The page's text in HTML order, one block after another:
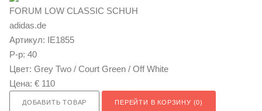
FORUM LOW CLASSIC SCHUH
adidas.de
Артикул: IE1855
Р-р: 40
Цвет: Grey Two / Court Green / Off White
Цена: € 110
ДОБАВИТЬ ТОВАР ПЕРЕЙТИ В КОРЗИНУ (0)